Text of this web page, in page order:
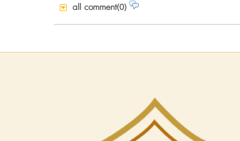
all comment(0)